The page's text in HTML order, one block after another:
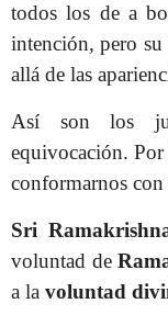
todos los de a
intención, pero
allá de las
Así son los
equivocación. Por
conformarnos
Sri
voluntad de
a la voluntad